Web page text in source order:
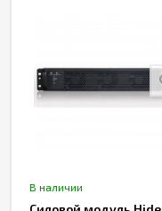
В наличии